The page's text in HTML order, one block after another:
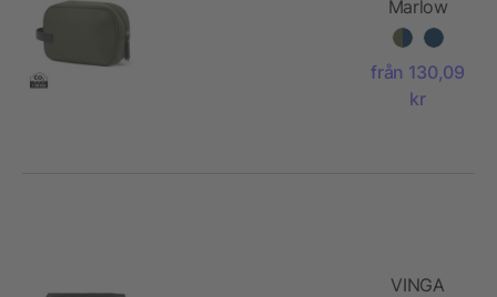
Marlow
RCS
återvunnen
polyester
necessär
från 130,09
kr
VINGA